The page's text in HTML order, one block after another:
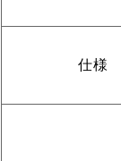
仕様